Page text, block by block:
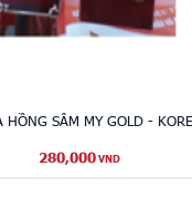
HỒNG SÂM MY GOLD -
280,000 VND